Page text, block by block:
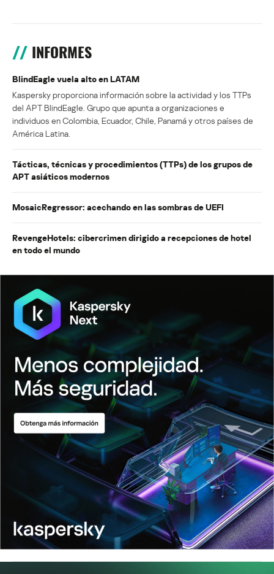
INFORMES
BlindEagle vuela alto en LATAM
Kaspersky proporciona información sobre la actividad y los TTPs
del APT BlindEagle. Grupo que apunta a organizaciones e
individuos en Colombia, Ecuador, Chile, Panamá y otros países de
América Latina.
Tácticas, técnicas y procedimientos (TTPs) de los grupos de
APT asiáticos modernos
MosaicRegressor: acechando en las sombras de UEFI
RevengeHotels: cibercrimen dirigido a recepciones de hotel
en todo el mundo